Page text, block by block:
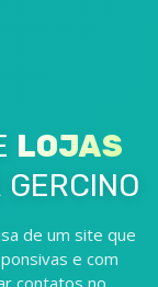
LOJAS
de um site que
e com
contatos no